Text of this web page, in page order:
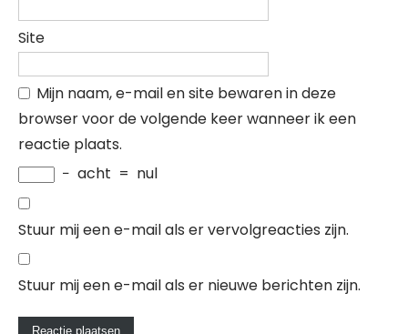
Site
Mijn naam, e-mail en site bewaren in deze
browser voor de volgende keer wanneer ik een
reactie plaats.
− acht = nul
Stuur mij een e-mail als er vervolgreacties zijn.
Stuur mij een e-mail als er nieuwe berichten zijn.